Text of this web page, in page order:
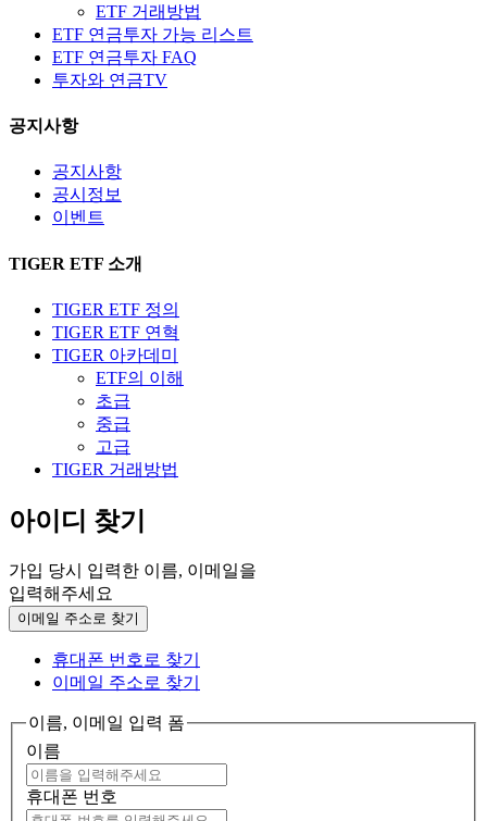
ETF 거래방법
ETF 연금투자 가능 리스트
ETF 연금투자 FAQ
투자와 연금TV
공지사항
공지사항
공시정보
이벤트
TIGER ETF 소개
TIGER ETF 정의
TIGER ETF 연혁
TIGER 아카데미
ETF의 이해
초급
중급
고급
TIGER 거래방법
아이디 찾기
가입 당시 입력한 이름, 이메일을
입력해주세요
이메일 주소로 찾기
휴대폰 번호로 찾기
이메일 주소로 찾기
이름, 이메일 입력 폼
이름
휴대폰 번호